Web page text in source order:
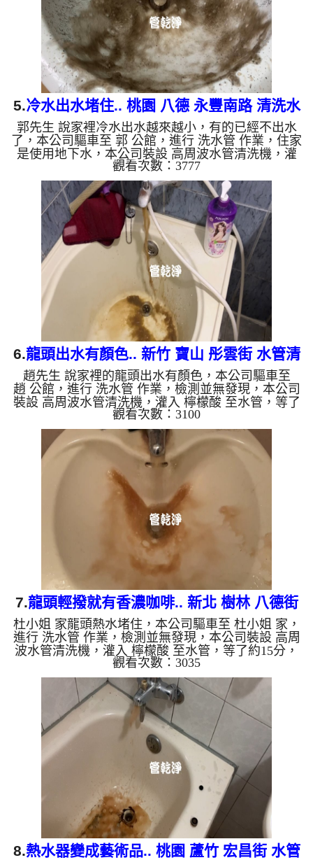
綠，如是藍色的水，...
5.冷水出水堵住.. 桃園 八德 永豐南路 清洗水
管
郭先生 說家裡冷水出水越來越小，有的已經不出水
了，本公司驅車至 郭 公館，進行 洗水管 作業，住家
是使用地下水，本公司裝設 高周波水管清洗機，灌
入 檸檬酸 至水管，等了約15分，開啟 水管清洗機 ，
啟動 螺旋波 模式，一洗水管就噴出黑水，看起來是
跟青草茶一樣，四個多小時後，冷水出水量恢復正常
了。 如是自來水，如水管老化，會產生鐵鏽跟泥沙
堆積，洗出來的水就會是咖啡色，地下水含有氧化
錳，管壁上會結成黑色管垢，洗出來的水會跟石油一
樣黑，有些洗出綠色的水，是因為裡面有銅的物質，
生鏽產生銅綠，如是藍...
觀看次數：3777
6.龍頭出水有顏色.. 新竹 寶山 彤雲街 水管清
洗
趙先生 說家裡的龍頭出水有顏色，本公司驅車至
趙 公館，進行 洗水管 作業，檢測並無發現，本公司
裝設 高周波水管清洗機，灌入 檸檬酸 至水管，等了
約15分，開啟 水管清洗機 ，啟動 螺旋波 模式，一洗
水管就流出鐵鏽水，越洗就越深，二個多小時後，出
水變乾淨出水量也變大了。 如是自來水，如水管老
化，會產生鐵鏽跟泥沙堆積，洗出來的水就會是咖啡
色，地下水含有氧化錳，管壁上會結成黑色管垢，洗
出來的水會跟石油一樣黑，有些洗出綠色的水，是因
為裡面有銅的物質，生鏽產生銅綠，如是藍色的水，
是因為水龍頭合金的...
觀看次數：3100
7.龍頭輕撥就有香濃咖啡.. 新北 樹林 八德街
洗水管
杜小姐 家龍頭熱水堵住，本公司驅車至 杜小姐 家，
進行 洗水管 作業，檢測並無發現，本公司裝設 高周
波水管清洗機，灌入 檸檬酸 至水管，等了約15分，
開啟 水管清洗機 ，啟動 螺旋波 模式，一洗水管就流
出髒水，一會兒就出現一杯香濃咖啡，二個多小時
後，熱水出水量恢復正常了。 如是自來水，如水管
老化，會產生鐵鏽跟泥沙堆積，洗出來的水就會是咖
啡色，地下水含有氧化錳，管壁上會結成黑色管垢，
洗出來的水會跟石油一樣黑，有些洗出綠色的水，是
因為裡面有銅的物質，生鏽產生銅綠，如是藍色的
水，是因為水龍頭合金...
觀看次數：3035
8.熱水器變成藝術品.. 桃園 蘆竹 宏昌街 水管